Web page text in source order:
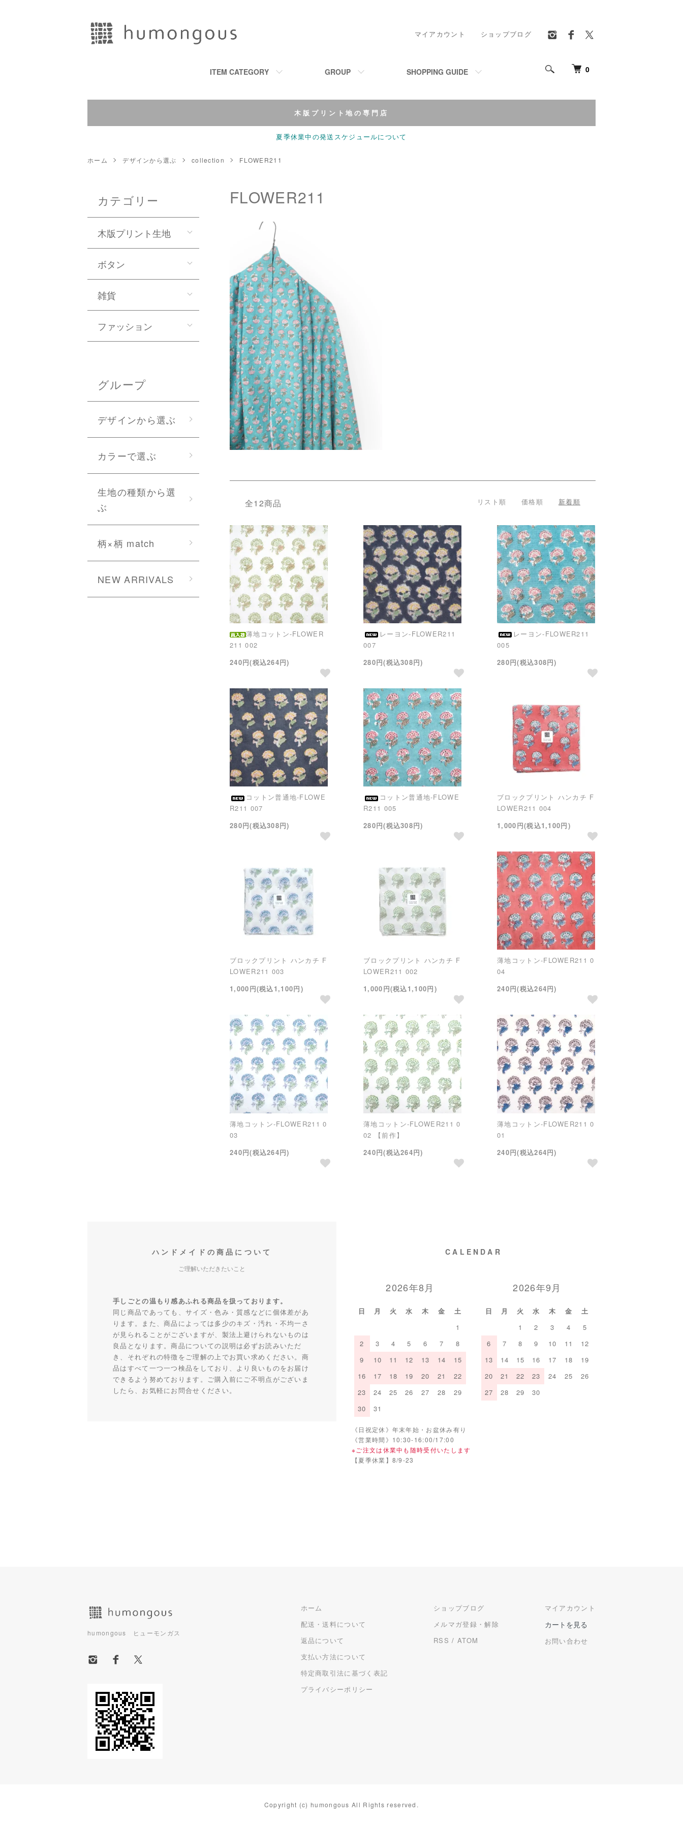
0
ITEM CATEGORY GROUP SHOPPING GUIDE
マイアカウント ショップブログ
木版プリント地の専門店
夏季休業中の発送スケジュールについて
ホーム デザインから選ぶ collection FLOWER211
FLOWER211
全12商品 リスト順 価格順 新着順
薄地コットン-FLOWER
211 002
240円(税込264円)
レーヨン-FLOWER211
007
280円(税込308円)
レーヨン-FLOWER211
005
280円(税込308円)
コットン普通地-FLOWE
R211 007
280円(税込308円)
コットン普通地-FLOWE
R211 005
280円(税込308円)
ブロックプリント ハンカチ F
LOWER211 004
1,000円(税込1,100円)
ブロックプリント ハンカチ F
LOWER211 003
1,000円(税込1,100円)
ブロックプリント ハンカチ F
LOWER211 002
1,000円(税込1,100円)
薄地コットン-FLOWER211 0
04
240円(税込264円)
薄地コットン-FLOWER211 0
03
240円(税込264円)
薄地コットン-FLOWER211 0
02 【前作】
240円(税込264円)
薄地コットン-FLOWER211 0
01
240円(税込264円)
カテゴリー
木版プリント生地
ボタン
雑貨
ファッション
グループ
デザインから選ぶ
カラーで選ぶ
生地の種類から選
ぶ
柄×柄 match
NEW ARRIVALS
ハンドメイドの商品について
ご理解いただきたいこと
手しごとの温もり感あふれる商品を扱っております。
同じ商品であっても、サイズ・色み・質感などに個体差があ
ります。また、商品によっては多少のキズ・汚れ・不均一さ
が見られることがございますが、製法上避けられないものは
良品となります。商品についての説明は必ずお読みいただ
き、それぞれの特徴をご理解の上でお買い求めください。商
品はすべて一つ一つ検品をしており、より良いものをお届け
できるよう努めております。ご購入前にご不明点がございま
したら、お気軽にお問合せください。
CALENDAR
2026年8月
日 月 火 水 木 金
土
1
2
3 4 5 6 7
8
9
10 11 12 13 14
15
16
17 18 19 20 21
22
23
24 25 26 27 28
29
30
31
2026年9月
日 月 火 水 木 金
土
1
2 3 4
5
6
7 8 9 10 11
12
13
14 15 16 17 18
19
20
21 22 23 24 25
26
27
28 29 30
《日祝定休》年末年始・お盆休み有り
《営業時間》10:30-16:00/17:00
※ご注文は休業中も随時受付いたします
【夏季休業】8/9-23
humongous ヒューモンガス
ホーム
配送・送料について
返品について
支払い方法について
特定商取引法に基づく表記
プライバシーポリシー
ショップブログ
メルマガ登録・解除
RSS / ATOM
マイアカウント
カートを見る
お問い合わせ
Copyright (c) humongous All Rights reserved.